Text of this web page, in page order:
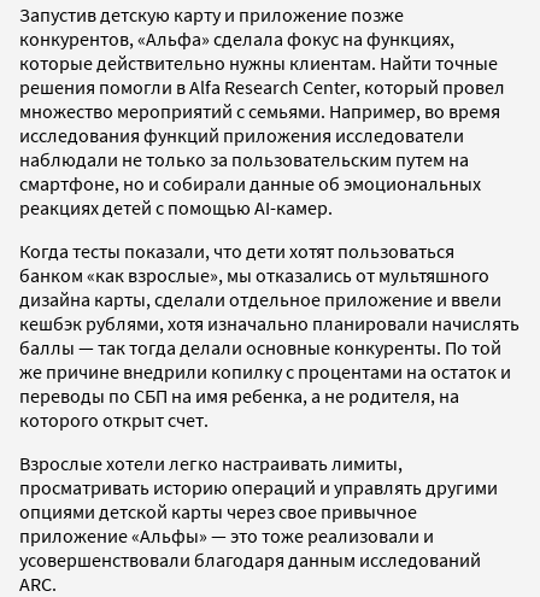
Запустив детскую карту и приложение позже
конкурентов, «Альфа» сделала фокус на функциях,
которые действительно нужны клиентам. Найти точные
решения помогли в Alfa Research Center, который провел
множество мероприятий с семьями. Например, во время
исследования функций приложения исследователи
наблюдали не только за пользовательским путем на
смартфоне, но и собирали данные об эмоциональных
реакциях детей с помощью AI-камер.
Когда тесты показали, что дети хотят пользоваться
банком «как взрослые», мы отказались от мультяшного
дизайна карты, сделали отдельное приложение и ввели
кешбэк рублями, хотя изначально планировали начислять
баллы — так тогда делали основные конкуренты. По той
же причине внедрили копилку с процентами на остаток и
переводы по СБП на имя ребенка, а не родителя, на
которого открыт счет.
Взрослые хотели легко настраивать лимиты,
просматривать историю операций и управлять другими
опциями детской карты через свое привычное
приложение «Альфы» — это тоже реализовали и
усовершенствовали благодаря данным исследований
ARC.